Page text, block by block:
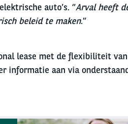
auto’s. “Arval heeft
beleid te maken.”
lease met de flexibiliteit
informatie aan via